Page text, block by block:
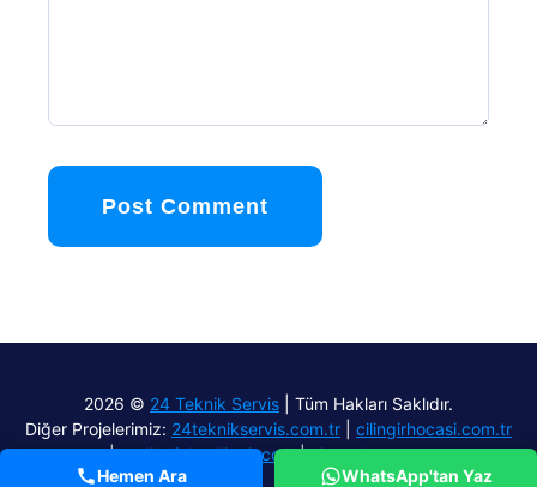
Hemen Ara WhatsApp'tan Yaz
Post Comment
2026 © 24 Teknik Servis | Tüm Hakları Saklıdır.
Diğer Projelerimiz: 24teknikservis.com.tr
cilingirhocasi.com.tr
|aydinefelercilingir.com|airmach.com.tr